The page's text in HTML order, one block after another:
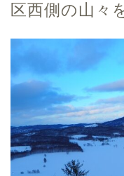
区西側の山々